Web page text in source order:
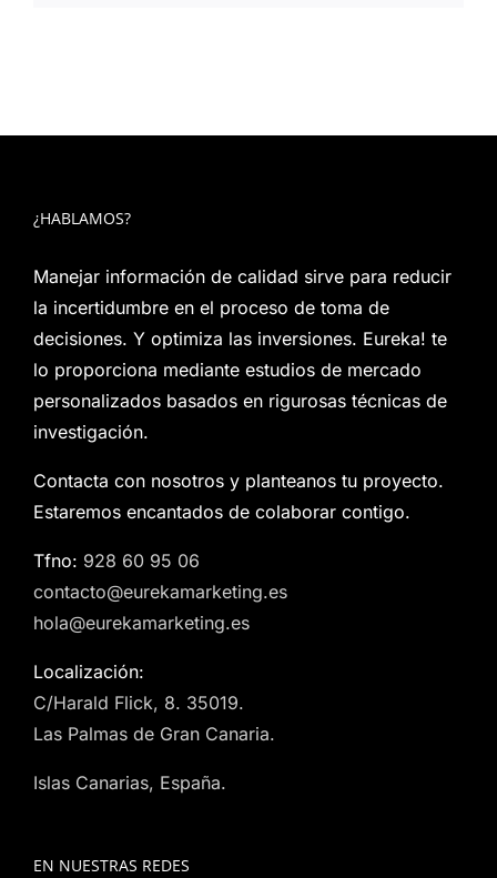
¿HABLAMOS?
Manejar información de calidad sirve para reducir
la incertidumbre en el proceso de toma de
decisiones. Y optimiza las inversiones. Eureka! te
lo proporciona mediante estudios de mercado
personalizados basados en rigurosas técnicas de
investigación.
Contacta con nosotros y planteanos tu proyecto.
Estaremos encantados de colaborar contigo.
Tfno: 928 60 95 06
contacto@eurekamarketing.es
hola@eurekamarketing.es
Localización:
C/Harald Flick, 8. 35019.
Las Palmas de Gran Canaria.
Islas Canarias, España.
EN NUESTRAS REDES